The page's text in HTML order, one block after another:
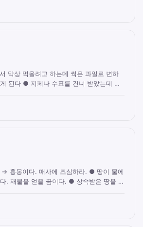
막상 먹을려고 하는데 썩은 과일로 변하
된다 ● 지페나 수표를 건너 받았는데 백
흉몽이다. 매사에 조심하라. ● 땅이 물에
. 재물을 얻을 꿈이다. ● 상속받은 땅을 거